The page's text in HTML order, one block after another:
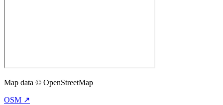
Map data © OpenStreetMap
OSM ↗